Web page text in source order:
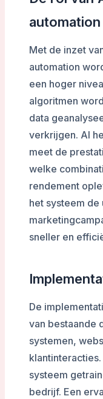
automation
Met de inzet
automation
een hoger
algoritmen
data
verkrijgen. AI
meet de
welke
rendement
het systeem de
sneller en
De
van bestaande
systemen,
systeem
bedrijf. Een